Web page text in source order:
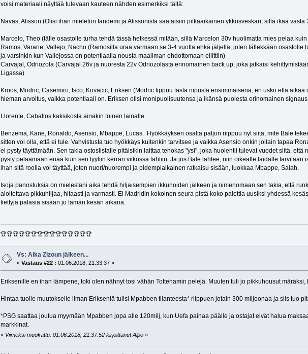
voisi materiaali näyttää tulevaan kauteen nähden esimerkiksi tältä:
Navas, Alisson (Olisi ihan mieletön tandemi ja Alissonista saataisiin pitkäaikainen ykkösveskari, sillä ikää vasta
Marcelo, Theo (tälle osastolle turha tehdä tässä hetkessä mitään, sillä Marcelon 30v huolimatta mies pelaa
Ramos, Varane, Vallejo, Nacho (Ramosilla uraa varmaan se 3-4 vuotta ehkä jäljellä, joten tällekkään
ja varsinkin kun Vallejossa on potentiaalia nousta maailman ehdottomaan eliittiin)
Carvajal, Odriozola (Carvajal 26v ja nuoresta 22v Odriozolasta erinomainen back up, joka jatkaisi
Ligassa)
Kroos, Modric, Casemiro, Isco, Kovacic, Eriksen (Modric tippuu tästä nipusta ensimmäisenä, en usko että
hieman arvoitus, vaikka potentiaali on. Eriksen olisi monipuolisuutensa ja ikänsä puolesta erinomainen
Llorente, Ceballos kaksikosta ainakin toinen lainalle.
Benzema, Kane, Ronaldo, Asensio, Mbappe, Lucas. Hyökkäyksen osalta paljon riippuu nyt siitä, mite Bale
sitten voi olla, että ei tule. Vahvistusta tuo hyökkäys kuitenkin tarvitsee ja vaikka Asensio onkin jollain tapaa
ei pysty täyttämään. Sen takia ostoslistalle pitäisikin laittaa tehokas "ysi", joka huolehtii tulevat vuodet siitä,
pysty pelaamaan enää kuin sen tyyliin kerran viikossa tahtiin. Ja jos Bale lähtee, niin oikealle laidalle
ihan sitä roolia voi täyttää, joten nuori/nuorempi ja pidempiaikainen ratkaisu sisään, luokkaa Mbappe, Salah.
Isoja panostuksia on mielestäni aika tehdä hiljaisempien ikkunoiden jälkeen ja nimenomaan sen takia, että
aloitettava pikkuhiljaa, hitaasti ja varmasti. Ei Madridin kokoinen seura pistä koko palettia uusiksi yhdessä
tiettyjä palasia sisään jo tämän kesän aikana.
🏆🏆🏆🏆🏆🏆🏆🏆🏆🏆🏆🏆🏆🏆🏆
Vs: Aika Zizoun jälkeen...
«Vastaus #22 : 01.06.2018, 21.33.37 »
Eriksenille en ihan lämpene, toki olen nähnyt tosi vähän Tottehamin pelejä. Muuten tuli jo pikkuhousut märäksi,
Hintaa tuolle muutokselle ilman Erikseniä tulisi Mpabben tilanteesta* riippuen jotain 300 miljoonaa ja siis tuo
*PSG saattaa joutua myymään Mpabben jopa alle 120milj, kun Uefa painaa päälle ja ostajat eivät halua
markkinat.
« Viimeksi muokattu: 01.06.2018, 21.37.52 kirjoittanut Alpo»